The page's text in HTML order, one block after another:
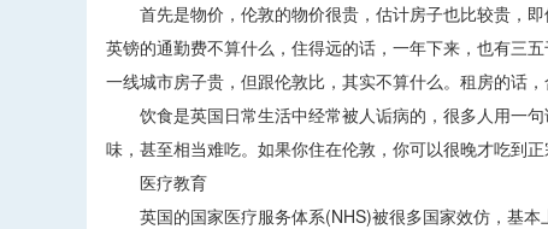
首先是物价，伦敦的物价很贵，估计房子也比较贵，即
英镑的通勤费不算什么，住得远的话，一年下来，也有三
一线城市房子贵，但跟伦敦比，其实不算什么。租房的话
饮食是英国日常生活中经常被人诟病的，很多人用一句
味，甚至相当难吃。如果你住在伦敦，你可以很晚才吃到
医疗教育
英国的国家医疗服务体系(NHS)被很多国家效仿，基本